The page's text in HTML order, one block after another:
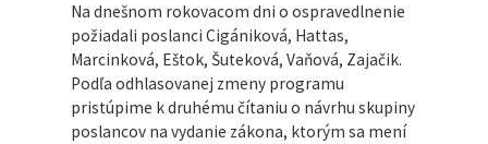
Na dnešnom rokovacom dni o ospravedlnenie
požiadali poslanci Cigániková, Hattas,
Marcinková, Eštok, Šuteková, Vaňová, Zajačik.
Podľa odhlasovanej zmeny programu
pristúpime k druhému čítaniu o návrhu skupiny
poslancov na vydanie zákona, ktorým sa mení